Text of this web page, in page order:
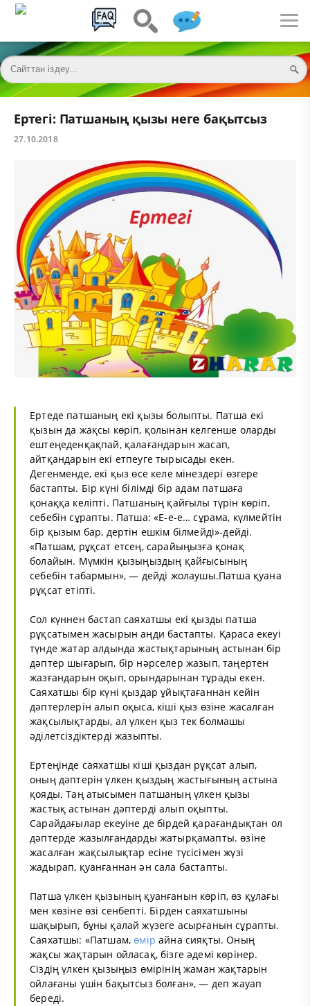
Ертегі: Патшаның қызы неге бақытсыз
27.10.2018
Ертеде патшаның екі қызы болыпты. Патша екі
қызын да жақсы көріп, қолынан келгенше оларды
ештеңеденқақпай, қалағандарын жасап,
айтқандарын екі етпеуге тырысады екен.
Дегенменде, екі қыз өсе келе мінездері өзгере
бастапты. Бір күні білімді бір адам патшаға
қонаққа келіпті. Патшаның қайғылы түрін көріп,
себебін сұрапты. Патша: «Е-е-е… сұрама, күлмейтін
бір қызым бар, дертін ешкім білмейді»-дейді.
«Патшам, рұқсат етсең, сарайыңызға қонақ
болайын. Мүмкін қызыңыздың қайғысының
себебін табармын», — дейді жолаушы.Патша қуана
рұқсат етіпті.
Сол күннен бастап саяхатшы екі қызды патша
рұқсатымен жасырын аңди бастапты. Қараса екеуі
түнде жатар алдында жастықтарының астынан бір
дәптер шығарып, бір нәрселер жазып, таңертен
жазғандарын оқып, орындарынан тұрады екен.
Саяхатшы бір күні қыздар ұйықтағаннан кейін
дәптерлерін алып оқыса, кіші қыз өзіне жасалған
жақсылықтарды, ал үлкен қыз тек болмашы
әділетсіздіктерді жазыпты.
Ертеңінде саяхатшы кіші қыздан рұқсат алып,
оның дәптерін үлкен қыздың жастығының астына
қояды. Таң атысымен патшаның үлкен қызы
жастық астынан дәптерді алып оқыпты.
Сарайдағылар екеуіне де бірдей қарағандықтан ол
дәптерде жазылғандарды жатырқамапты. өзіне
жасалған жақсылықтар есіне түсісімен жүзі
жадырап, қуанғаннан ән сала бастапты.
Патша үлкен қызының қуанғанын көріп, өз құлағы
мен көзіне өзі сенбепті. Бірден саяхатшыны
шақырып, бұны қалай жүзеге асырғанын сұрапты.
Саяхатшы: «Патшам,өмір айна сияқты. Оның
жақсы жақтарын ойласақ, бізге әдемі көрінер.
Сіздің үлкен қызыңыз өмірінің жаман жақтарын
ойлағаны үшін бақытсыз болған», — деп жауап
береді.